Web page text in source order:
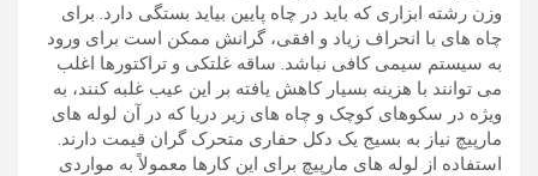
وزن رشته ابزاری که باید در چاه پایین بیاید بستگی دارد. برای
چاه های با انحراف زیاد و افقی، گرانش ممکن است برای ورود
به سیستم سیمی کافی نباشد. ساقه غلتکی و تراکتورها اغلب
می توانند با هزینه بسیار کاهش یافته بر این عیب غلبه کنند، به
ویژه در سکوهای کوچک و چاه های زیر دریا که در آن لوله های
مارپیچ نیاز به بسیج یک دکل حفاری متحرک گران قیمت دارند.
استفاده از لوله های مارپیچ برای این کارها معمولاً به مواردی